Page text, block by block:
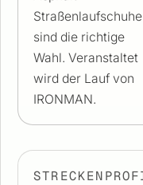
Straßenlaufschuhe
sind die richtige
Wahl. Veranstaltet
wird der Lauf von
IRONMAN.